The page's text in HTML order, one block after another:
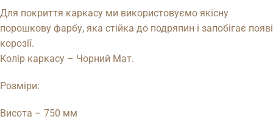
Для покриття каркасу ми використовуємо якісну
порошкову фарбу, яка стійка до подряпин і запобігає появі
корозії.
Колір каркасу – Чорний Мат.
Розміри:
Висота – 750 мм